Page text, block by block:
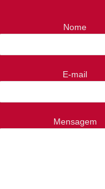
Nome
E-mail
Mensagem